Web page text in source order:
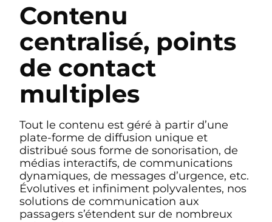
Contenu
centralisé, points
de contact
multiples
Tout le contenu est géré à partir d’une
plate-forme de diffusion unique et
distribué sous forme de sonorisation, de
médias interactifs, de communications
dynamiques, de messages d’urgence, etc.
Évolutives et infiniment polyvalentes, nos
solutions de communication aux
passagers s’étendent sur de nombreux